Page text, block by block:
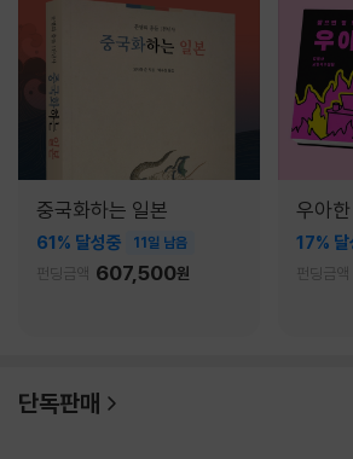
중국화하는 일본
61% 달성중 11일 남음
펀딩금액 607,500원
우아
17% 달
펀딩금액
단독판매